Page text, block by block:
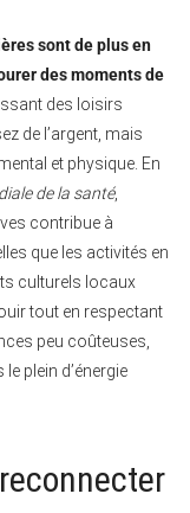
sont de plus en
des moments de
des loisirs
de l’argent, mais
et physique. En
de la santé,
contribue à
que les activités en
culturels locaux
tout en respectant
peu coûteuses,
plein d’énergie